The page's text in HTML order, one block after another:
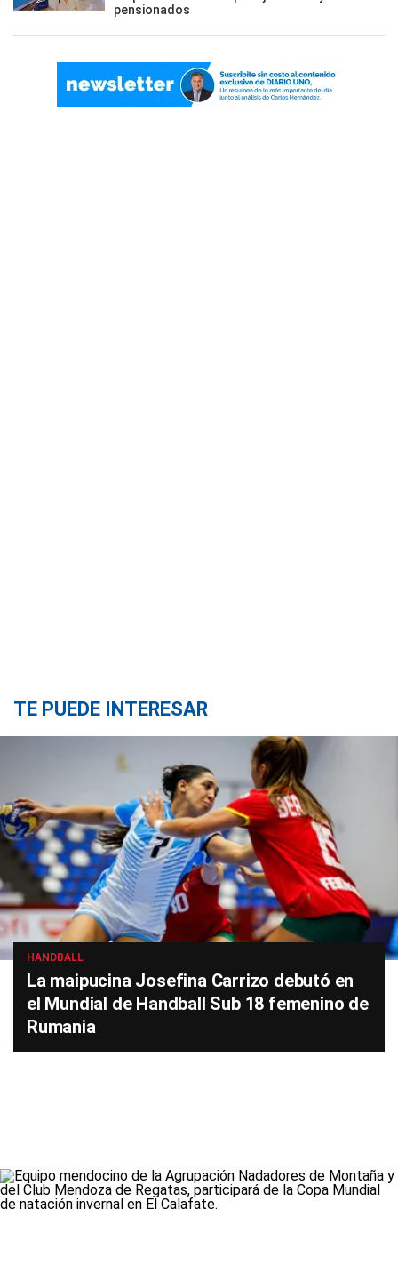
pensionados
TE PUEDE INTERESAR
HANDBALL
La maipucina Josefina Carrizo debutó en
el Mundial de Handball Sub 18 femenino de
Rumania